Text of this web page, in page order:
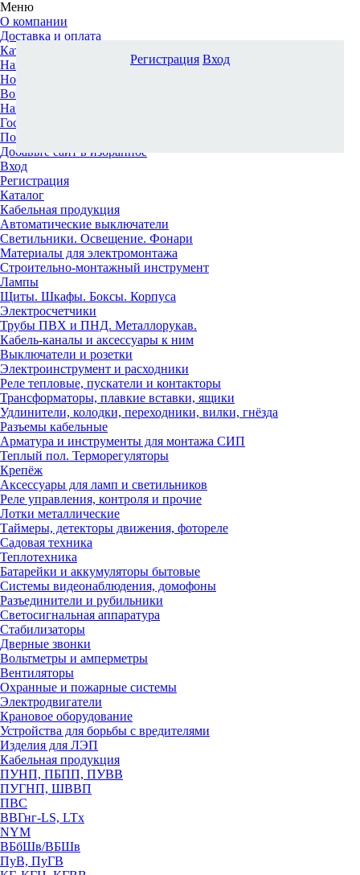
Меню
О компании
Доставка и оплата
Каталог
Наши офисы
Новости и новинки
Вопрос-ответ
Наша команда
Гос. заказчикам
Поставщикам
Добавьте сайт в избранное
Вход
Регистрация
Каталог
Кабельная продукция
Автоматические выключатели
Светильники. Освещение. Фонари
Материалы для электромонтажа
Строительно-монтажный инструмент
Лампы
Щиты. Шкафы. Боксы. Корпуса
Электросчетчики
Трубы ПВХ и ПНД. Металлорукав.
Кабель-каналы и аксессуары к ним
Выключатели и розетки
Электроинструмент и расходники
Реле тепловые, пускатели и контакторы
Трансформаторы, плавкие вставки, ящики
Удлинители, колодки, переходники, вилки, гнёзда
Разъемы кабельные
Арматура и инструменты для монтажа СИП
Теплый пол. Терморегуляторы
Крепёж
Аксессуары для ламп и светильников
Реле управления, контроля и прочие
Лотки металлические
Таймеры, детекторы движения, фотореле
Садовая техника
Теплотехника
Батарейки и аккумуляторы бытовые
Системы видеонаблюдения, домофоны
Разъединители и рубильники
Светосигнальная аппаратура
Стабилизаторы
Дверные звонки
Вольтметры и амперметры
Вентиляторы
Охранные и пожарные системы
Электродвигатели
Крановое оборудование
Устройства для борьбы с вредителями
Изделия для ЛЭП
Кабельная продукция
ПУНП, ПБПП, ПУВВ
ПУГНП, ШВВП
ПВС
ВВГнг-LS, LTx
NYM
ВБбШв/ВБШв
ПуВ, ПуГВ
Регистрация Вход